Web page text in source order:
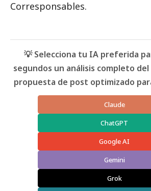
Corresponsables.
💡 Selecciona tu IA preferida
segundos un análisis completo
propuesta de post optimizado
Claude
ChatGPT
Google AI
Gemini
Grok